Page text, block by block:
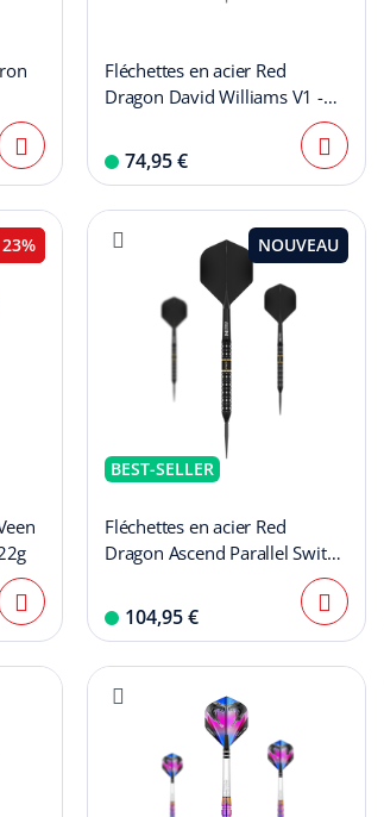
Fléchettes en acier Red
Dragon David Williams V1 -
74,95 €
23% NOUVEAU
BEST-SELLER
Fléchettes en acier Red
Dragon Ascend Parallel Switch
104,95 €